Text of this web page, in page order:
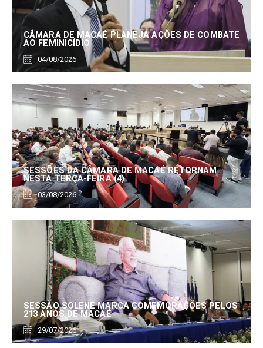
CÂMARA DE MACAÉ PLANEJA AÇÕES DE COMBATE
AO FEMINICÍDIO
04/08/2026
SESSÕES DA CÂMARA DE MACAÉ RETORNAM
NESTA TERÇA-FEIRA (4)
03/08/2026
SESSÃO SOLENE MARCA COMEMORAÇÕES PELOS
213 ANOS DE MACAÉ
29/07/2026